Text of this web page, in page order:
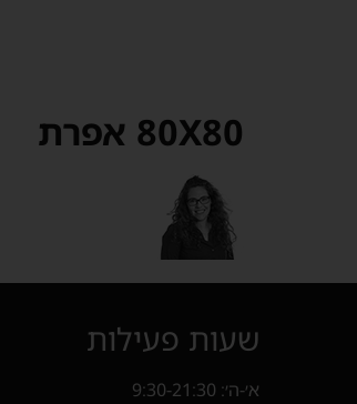
80X80 אפרת
שעות פעילות
א׳-ה׳: 9:30-21:30